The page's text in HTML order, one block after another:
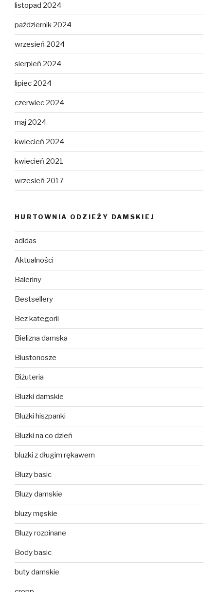
listopad 2024
październik 2024
wrzesień 2024
sierpień 2024
lipiec 2024
czerwiec 2024
maj 2024
kwiecień 2024
kwiecień 2021
wrzesień 2017
HURTOWNIA ODZIEŻY DAMSKIEJ
adidas
Aktualności
Baleriny
Bestsellery
Bez kategorii
Bielizna damska
Biustonosze
Biżuteria
Bluzki damskie
Bluzki hiszpanki
Bluzki na co dzień
bluzki z długim rękawem
Bluzy basic
Bluzy damskie
bluzy męskie
Bluzy rozpinane
Body basic
buty damskie